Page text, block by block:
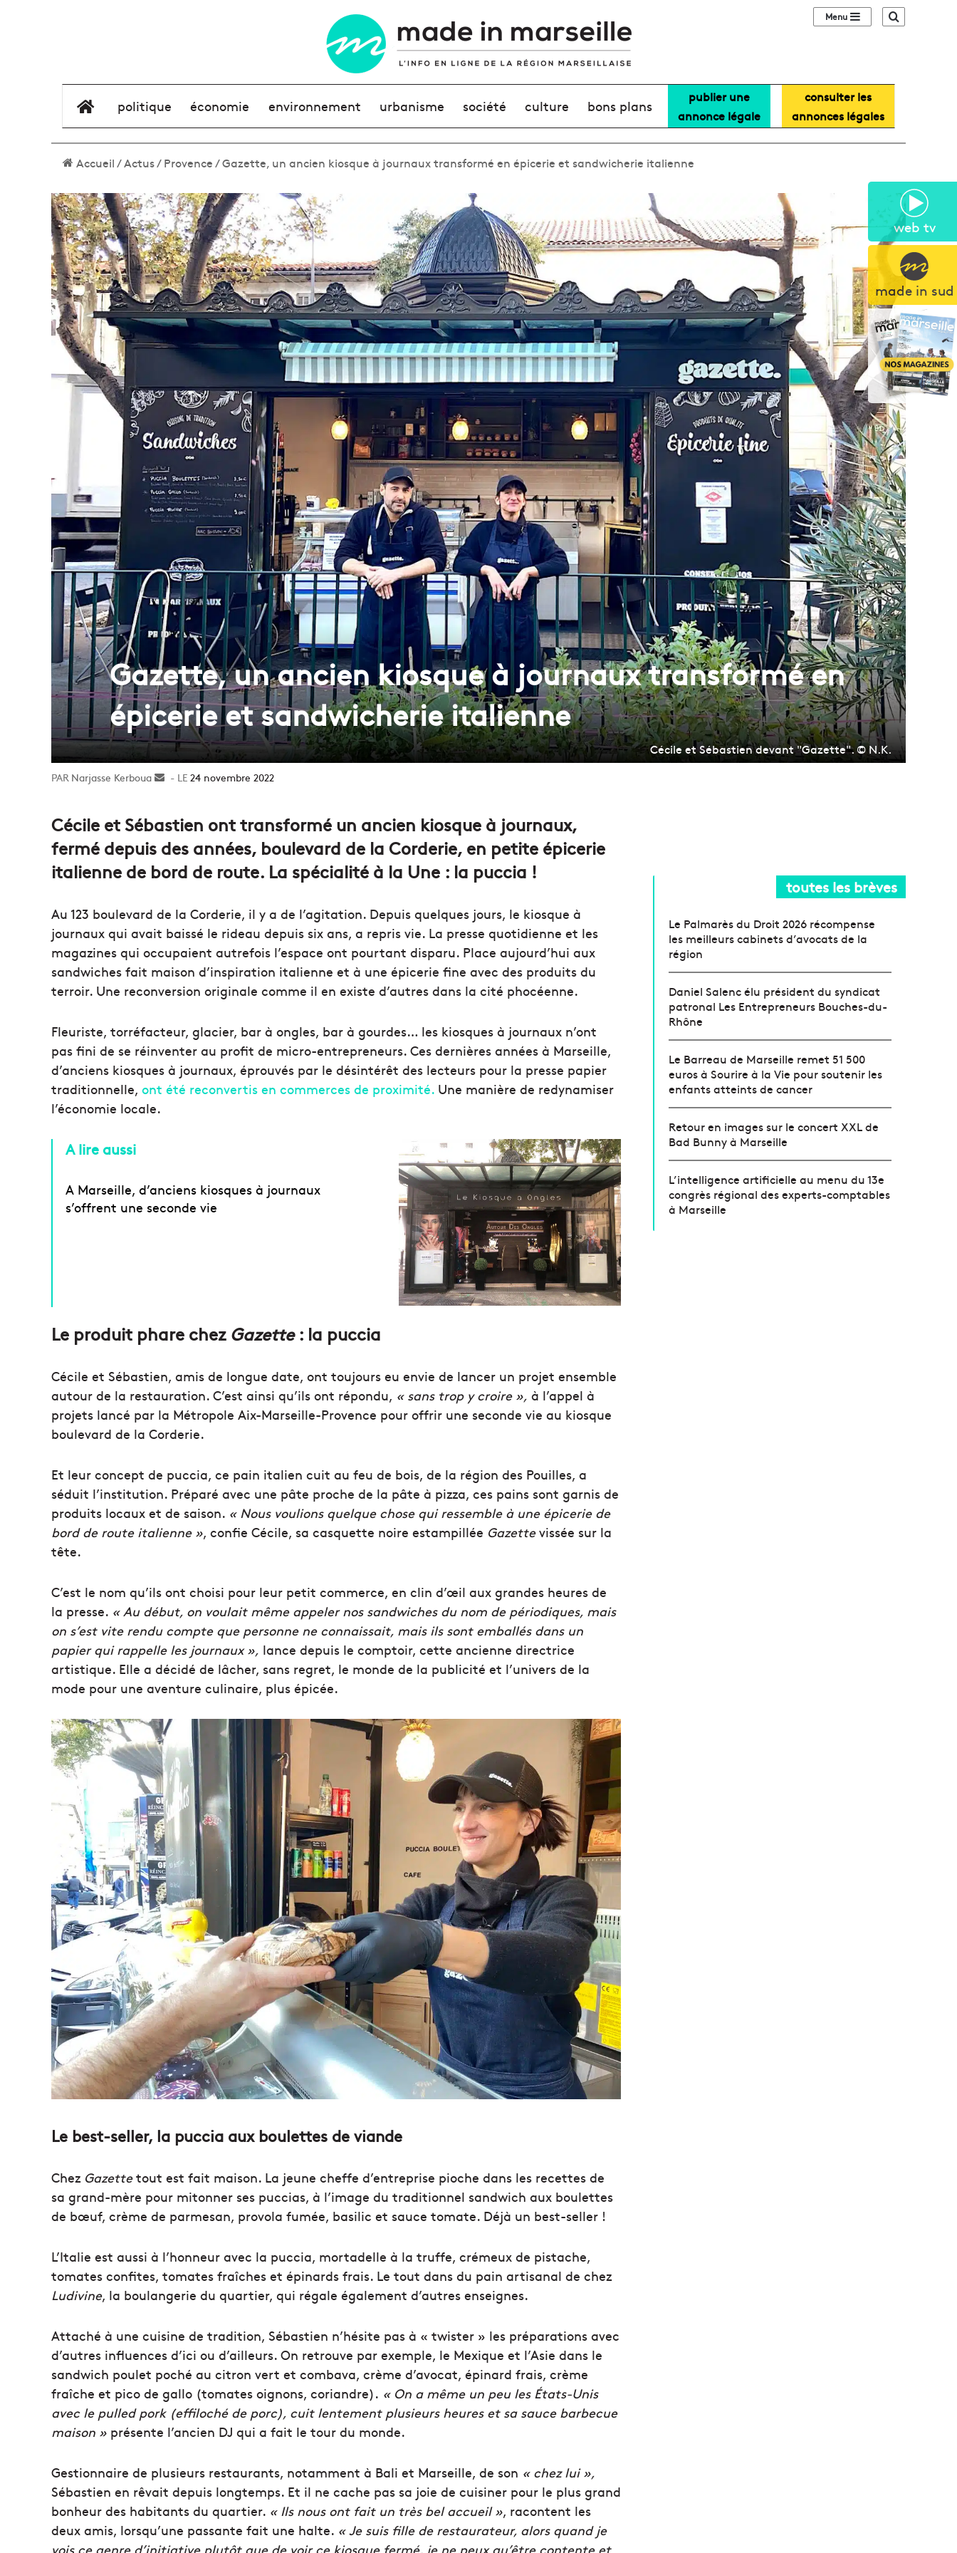
web tv
made in sud
Sidebar (barre
élément de menu
politique économie environnement urbanisme société culture bons plans
publier une
annonce légale
consulter les
annonces légales
Accueil/Actus/Provence/Gazette, un ancien kiosque à journaux transformé en épicerie et sandwicherie italienne
Gazette, un ancien kiosque à journaux transformé en
épicerie et sandwicherie italienne
Cécile et Sébastien devant "Gazette". © N.K.
Narjasse Kerboua
Envoyer24 novembre 2022
Cécile et Sébastien ont transformé un ancien kiosque à journaux,
fermé depuis des années, boulevard de la Corderie, en petite épicerie
italienne de bord de route. La spécialité à la Une : la puccia !
Au 123 boulevard de la Corderie, il y a de l’agitation. Depuis quelques jours, le kiosque à
journaux qui avait baissé le rideau depuis six ans, a repris vie. La presse quotidienne et les
magazines qui occupaient autrefois l’espace ont pourtant disparu. Place aujourd’hui aux
sandwiches fait maison d’inspiration italienne et à une épicerie fine avec des produits du
terroir. Une reconversion originale comme il en existe d’autres dans la cité phocéenne.
Fleuriste, torréfacteur, glacier, bar à ongles, bar à gourdes… les kiosques à journaux n’ont
pas fini de se réinventer au profit de micro-entrepreneurs. Ces dernières années à Marseille,
d’anciens kiosques à journaux, éprouvés par le désintérêt des lecteurs pour la presse papier
traditionnelle, ont été reconvertis en commerces de proximité. Une manière de redynamiser
l’économie locale.
A lire aussi
A Marseille, d’anciens kiosques à journaux
s’offrent une seconde vie
Le produit phare chez Gazette: la puccia
Cécile et Sébastien, amis de longue date, ont toujours eu envie de lancer un projet ensemble
autour de la restauration. C’est ainsi qu’ils ont répondu, « sans trop y croire », à l’appel à
projets lancé par la Métropole Aix-Marseille-Provence pour offrir une seconde vie au kiosque
boulevard de la Corderie.
Et leur concept de puccia, ce pain italien cuit au feu de bois, de la région des Pouilles, a
séduit l’institution. Préparé avec une pâte proche de la pâte à pizza, ces pains sont garnis de
produits locaux et de saison. « Nous voulions quelque chose qui ressemble à une épicerie de
bord de route italienne », confie Cécile, sa casquette noire estampillée Gazettevissée sur la
tête.
C’est le nom qu’ils ont choisi pour leur petit commerce, en clin d’œil aux grandes heures de
la presse. « Au début, on voulait même appeler nos sandwiches du nom de périodiques, mais
on s’est vite rendu compte que personne ne connaissait, mais ils sont emballés dans un
papier qui rappelle les journaux », lance depuis le comptoir, cette ancienne directrice
artistique. Elle a décidé de lâcher, sans regret, le monde de la publicité et l’univers de la
mode pour une aventure culinaire, plus épicée.
Le best-seller, la puccia aux boulettes de viande
Chez Gazettetout est fait maison. La jeune cheffe d’entreprise pioche dans les recettes de
sa grand-mère pour mitonner ses puccias, à l’image du traditionnel sandwich aux boulettes
de bœuf, crème de parmesan, provola fumée, basilic et sauce tomate. Déjà un best-seller !
L’Italie est aussi à l’honneur avec la puccia, mortadelle à la truffe, crémeux de pistache,
tomates confites, tomates fraîches et épinards frais. Le tout dans du pain artisanal de chez
Ludivine, la boulangerie du quartier, qui régale également d’autres enseignes.
Attaché à une cuisine de tradition, Sébastien n’hésite pas à « twister » les préparations avec
d’autres influences d’ici ou d’ailleurs. On retrouve par exemple, le Mexique et l’Asie dans le
sandwich poulet poché au citron vert et combava, crème d’avocat, épinard frais, crème
fraîche et pico de gallo (tomates oignons, coriandre). « On a même un peu les États-Unis
avec le pulled pork (effiloché de porc), cuit lentement plusieurs heures et sa sauce barbecue
maison » présente l’ancien DJ qui a fait le tour du monde.
Gestionnaire de plusieurs restaurants, notamment à Bali et Marseille, de son « chez lui »,
Sébastien en rêvait depuis longtemps. Et il ne cache pas sa joie de cuisiner pour le plus grand
bonheur des habitants du quartier. « Ils nous ont fait un très bel accueil », racontent les
deux amis, lorsqu’une passante fait une halte. « Je suis fille de restaurateur, alors quand je
vois ce genre d’initiative plutôt que de voir ce kiosque fermé, je ne peux qu’être contente et
toutes les brèves
Le Palmarès du Droit 2026 récompense
les meilleurs cabinets d’avocats de la
région
Daniel Salenc élu président du syndicat
patronal Les Entrepreneurs Bouches-du-
Rhône
Le Barreau de Marseille remet 51 500
euros à Sourire à la Vie pour soutenir les
enfants atteints de cancer
Retour en images sur le concert XXL de
Bad Bunny à Marseille
L’intelligence artificielle au menu du 13e
congrès régional des experts-comptables
à Marseille